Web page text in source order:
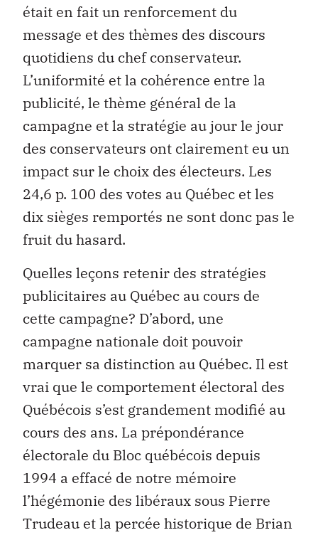
était en fait un renforcement du
message et des thèmes des discours
quotidiens du chef conservateur.
L’uniformité et la cohérence entre la
publicité, le thème général de la
campagne et la stratégie au jour le jour
des conservateurs ont clairement eu un
impact sur le choix des électeurs. Les
24,6 p. 100 des votes au Québec et les
dix sièges remportés ne sont donc pas le
fruit du hasard.
Quelles leçons retenir des stratégies
publicitaires au Québec au cours de
cette campagne? D’abord, une
campagne nationale doit pouvoir
marquer sa distinction au Québec. Il est
vrai que le comportement électoral des
Québécois s’est grandement modifié au
cours des ans. La prépondérance
électorale du Bloc québécois depuis
1994 a effacé de notre mémoire
l’hégémonie des libéraux sous Pierre
Trudeau et la percée historique de Brian